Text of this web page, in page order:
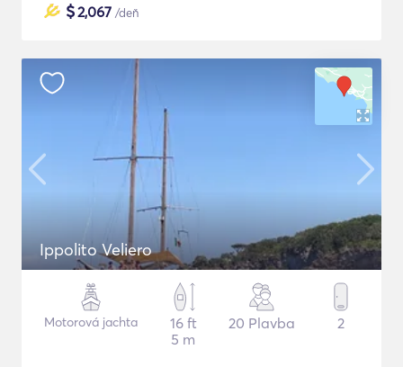
$2,067 /deň
Ippolito Veliero
Motorová jachta
16 ft
5 m
20 Plavba 2